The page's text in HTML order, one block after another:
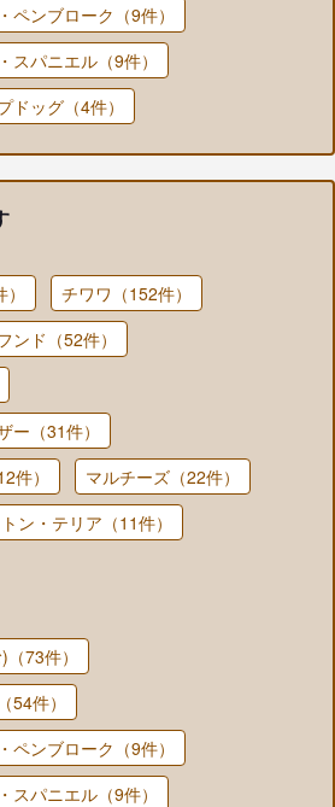
ペンブローク（9件）
スパニエル（9件）
ドッグ（4件）
チワワ（152件）
ンド（52件）
ー（31件）
件）
マルチーズ（22件）
ン・テリア（11件）
73件）
54件）
ペンブローク（9件）
スパニエル（9件）